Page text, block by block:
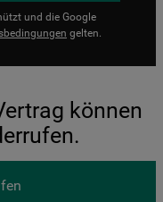
und die Google
gelten.
können